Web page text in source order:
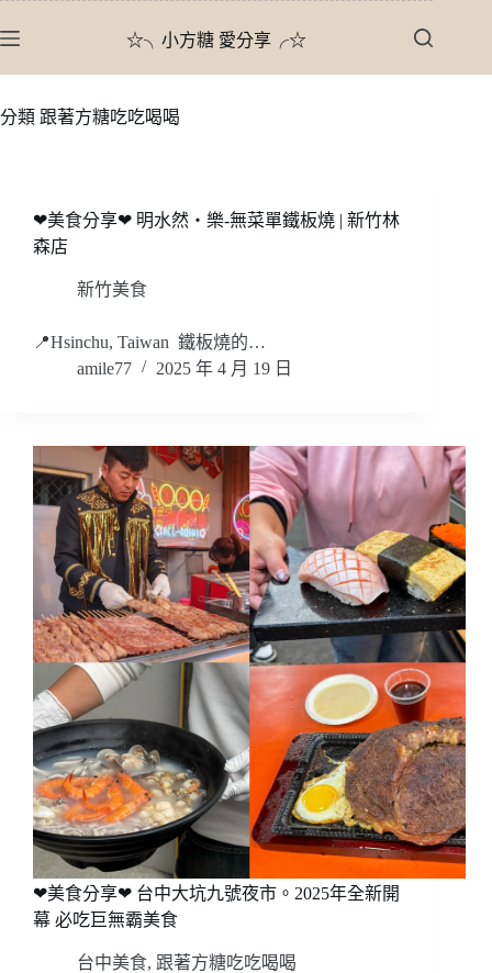
至
內
☆╮小方糖 愛分享╭☆
分類 跟著方糖吃吃喝喝
❤美食分享❤ 明水然・樂-無菜單鐵板燒 | 新竹林
森店
新竹美食
📍Hsinchu, Taiwan 鐵板燒的…
amile77
2025 年 4 月 19 日
❤美食分享❤ 台中大坑九號夜市。2025年全新開
幕 必吃巨無霸美食
台中美食, 跟著方糖吃吃喝喝